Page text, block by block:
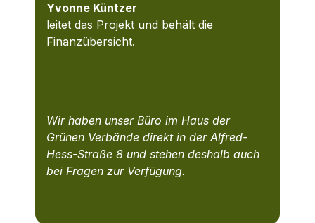
Yvonne Küntzer
leitet das Projekt und behält die
Finanzübersicht.
Wir haben unser Büro im Haus der
Grünen Verbände direkt in der Alfred-
Hess-Straße 8 und stehen deshalb auch
bei Fragen zur Verfügung.